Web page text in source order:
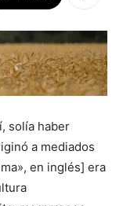
solía haber
a mediados
en inglés] era